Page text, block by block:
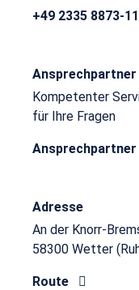
+49 2335 8873-
Ansprechpartner
Kompetenter
für Ihre Fragen
Ansprechpartner
Adresse
An der Knorr-
58300 Wetter
Route